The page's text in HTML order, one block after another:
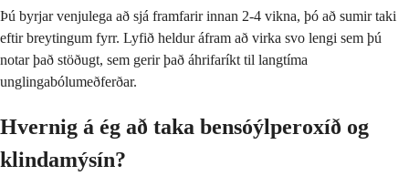
Þú byrjar venjulega að sjá framfarir innan 2-4 vikna, þó að sumir taki
eftir breytingum fyrr. Lyfið heldur áfram að virka svo lengi sem þú
notar það stöðugt, sem gerir það áhrifaríkt til langtíma
unglingabólumeðferðar.
Hvernig á ég að taka bensóýlperoxíð og
klindamýsín?